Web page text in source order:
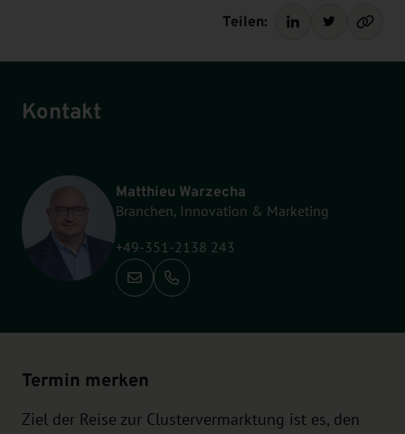
Teilen:
Kontakt
Matthieu Warzecha
Branchen, Innovation & Marketing
+49-351-2138 243
Anrufen: +49-351-2138 243
Termin merken
Ziel der Reise zur Clustervermarktung ist es, den